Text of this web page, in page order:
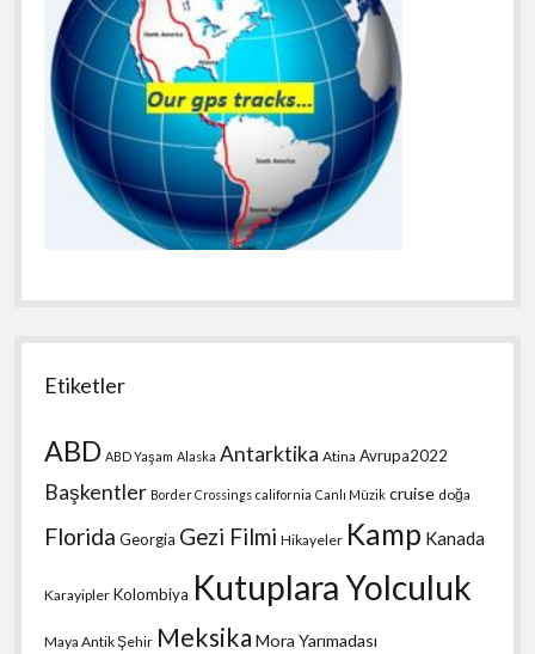
Etiketler
ABD ABD Yaşam Alaska Antarktika Atina Avrupa2022
Başkentler Border Crossings california Canlı Müzik cruise doğa
Florida Georgia Gezi Filmi Hikayeler Kamp Kanada
Karayipler Kolombiya Kutuplara Yolculuk
Maya Antik Şehir Meksika Mora Yarımadası